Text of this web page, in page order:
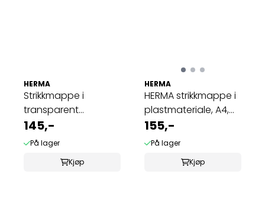
HERMA
Strikkmappe i
transparent
plastmateriale A4,
pink ...
145,-
På lager
Kjøp
HERMA
HERMA strikkmappe i
plastmateriale, A4,
Dyr, ...
155,-
På lager
Kjøp